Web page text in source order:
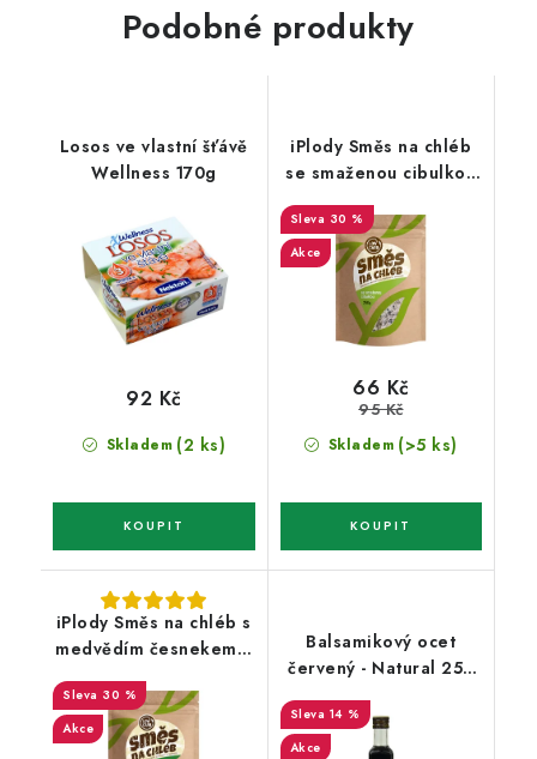
Podobné produkty
Losos ve vlastní šťávě
Wellness 170g
Skladem (2 ks)
92 Kč
iPlody Směs na chléb
se smaženou cibulkou
30 %
Akce
Skladem (>5 ks)
66 Kč
95 Kč
iPlody Směs na chléb s
medvědím česnekem a
bylinkami Low carb
250g
30 %
Akce
Balsamikový ocet
červený - Natural 250
14 %
Akce